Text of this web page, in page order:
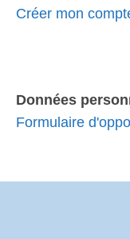
Créer mon
Données
Formulaire